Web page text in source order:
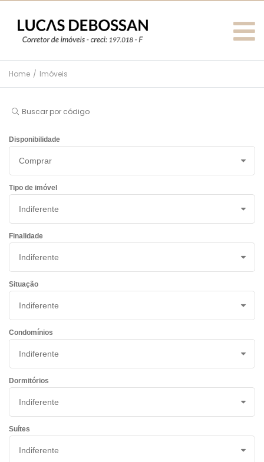
Home / Imóveis
Buscar por código
Disponibilidade
Tipo de imóvel
Finalidade
Situação
Condomínios
Dormitórios
Suítes